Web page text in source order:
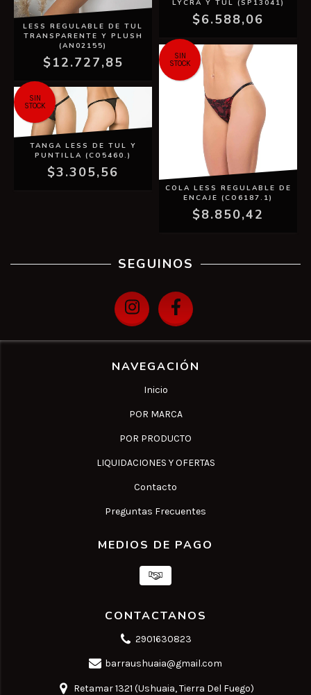
LESS REGULABLE DE TUL
TRANSPARENTE Y PLUSH
(AN02155)
$12.727,85
LYCRA Y TUL (SP13041)
$6.588,06
SIN
STOCK
TANGA LESS DE TUL Y
PUNTILLA (CO5460.)
$3.305,56
SIN
STOCK
COLA LESS REGULABLE DE
ENCAJE (CO6187.1)
$8.850,42
SEGUINOS
NAVEGACIÓN
Inicio
POR MARCA
POR PRODUCTO
LIQUIDACIONES Y OFERTAS
Contacto
Preguntas Frecuentes
MEDIOS DE PAGO
CONTACTANOS
2901630823
barraushuaia@gmail.com
Retamar 1321 (Ushuaia, Tierra Del Fuego)